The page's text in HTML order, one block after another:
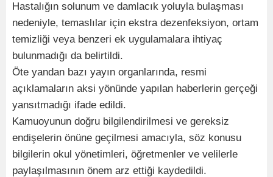
Hastalığın solunum ve damlacık yoluyla bulaşması
nedeniyle, temaslılar için ekstra dezenfeksiyon, ortam
temizliği veya benzeri ek uygulamalara ihtiyaç
bulunmadığı da belirtildi.
Öte yandan bazı yayın organlarında, resmi
açıklamaların aksi yönünde yapılan haberlerin gerçeği
yansıtmadığı ifade edildi.
Kamuoyunun doğru bilgilendirilmesi ve gereksiz
endişelerin önüne geçilmesi amacıyla, söz konusu
bilgilerin okul yönetimleri, öğretmenler ve velilerle
paylaşılmasının önem arz ettiği kaydedildi.